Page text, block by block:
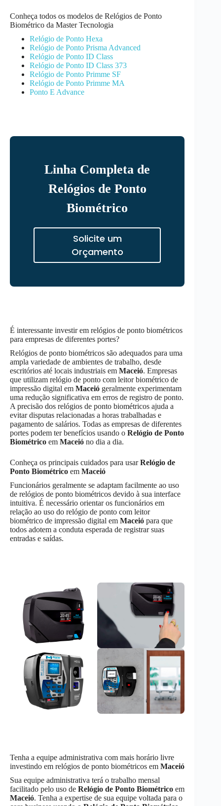
Conheça todos os modelos de Relógios de Ponto
Biométrico da Master Tecnologia
Relógio de Ponto Hexa
Relógio de Ponto Prisma Advanced
Relógio de Ponto ID Class
Relógio de Ponto ID Class 373
Relógio de Ponto Primme SF
Relógio de Ponto Primme MA
Ponto E Advance
Linha Completa de
Relógios de Ponto
Biométrico
Solicite um
Orçamento
É interessante investir em relógios de ponto biométricos
para empresas de diferentes portes?
Relógios de ponto biométricos são adequados para uma
ampla variedade de ambientes de trabalho, desde
escritórios até locais industriais em Maceió. Empresas
que utilizam relógio de ponto com leitor biométrico de
impressão digital em Maceió geralmente experimentam
uma redução significativa em erros de registro de ponto.
A precisão dos relógios de ponto biométricos ajuda a
evitar disputas relacionadas a horas trabalhadas e
pagamento de salários. Todas as empresas de diferentes
portes podem ter benefícios usando o Relógio de Ponto
Biométrico em Maceió no dia a dia.
Conheça os principais cuidados para usarRelógio de
Ponto Biométrico em Maceió
Funcionários geralmente se adaptam facilmente ao uso
de relógios de ponto biométricos devido à sua interface
intuitiva. É necessário orientar os funcionários em
relação ao uso do relógio de ponto com leitor
biométrico de impressão digital em Maceió para que
todos adotem a conduta esperada de registrar suas
entradas e saídas.
Tenha a equipe administrativa com mais horário livre
investindo em relógios de ponto biométricos em Maceió
Sua equipe administrativa terá o trabalho mensal
facilitado pelo uso de Relógio de Ponto Biométrico em
Maceió. Tenha a expertise de sua equipe voltada para o